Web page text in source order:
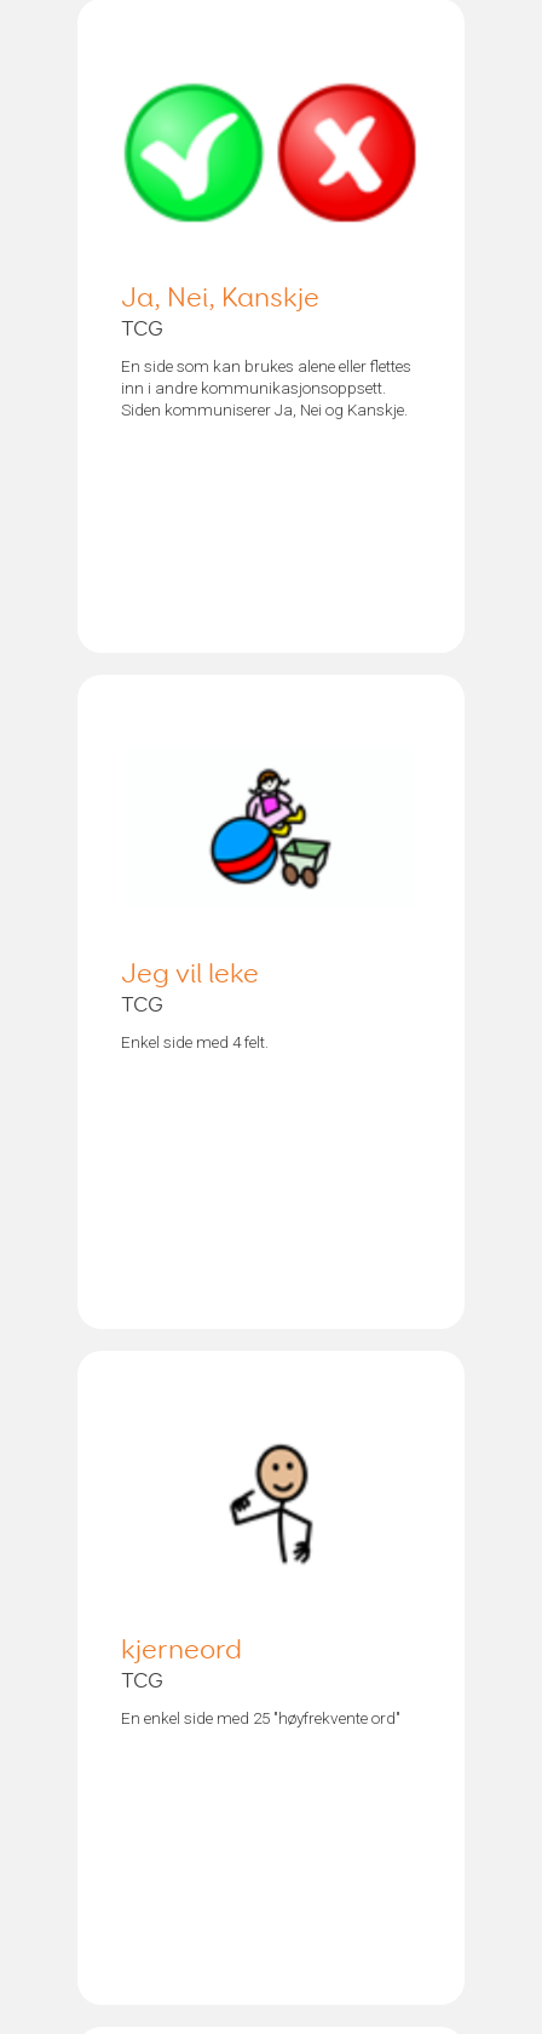
Ja, Nei, Kanskje
TCG
En side som kan brukes alene eller flettes
inn i andre kommunikasjonsoppsett.
Siden kommuniserer Ja, Nei og Kanskje.
Jeg vil leke
TCG
Enkel side med 4 felt.
kjerneord
TCG
En enkel side med 25 "høyfrekvente ord"